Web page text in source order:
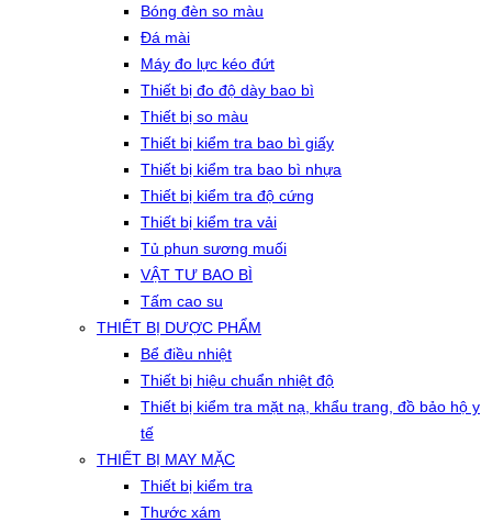
Bóng đèn so màu
Đá mài
Máy đo lực kéo đứt
Thiết bị đo độ dày bao bì
Thiết bị so màu
Thiết bị kiểm tra bao bì giấy
Thiết bị kiểm tra bao bì nhựa
Thiết bị kiểm tra độ cứng
Thiết bị kiểm tra vải
Tủ phun sương muối
VẬT TƯ BAO BÌ
Tấm cao su
THIẾT BỊ DƯỢC PHẨM
Bể điều nhiệt
Thiết bị hiệu chuẩn nhiệt độ
Thiết bị kiểm tra mặt nạ, khẩu trang, đồ bảo hộ y
tế
THIẾT BỊ MAY MẶC
Thiết bị kiểm tra
Thước xám